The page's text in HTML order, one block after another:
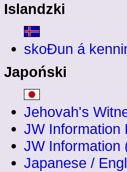
Islandzki
skoĐun á
Japoński
Jehovah's
JW Information
JW Information
Japanese /